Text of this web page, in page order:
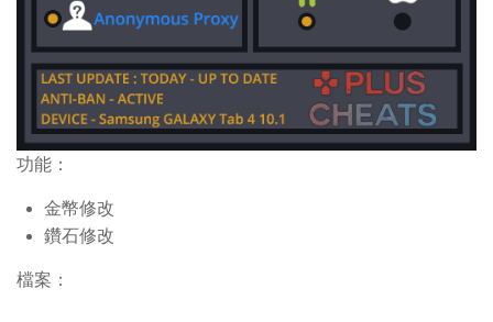
功能：
金幣修改
鑽石修改
檔案：